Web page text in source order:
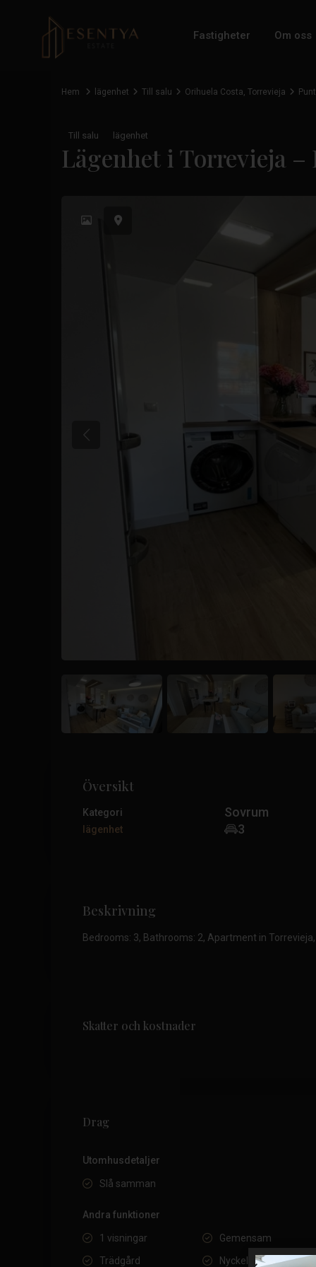
Fastigheter Om oss
Hem lägenhet Till salu Orihuela Costa, Torrevieja
Till salu lägenhet
Lägenhet i Torrevieja –
Tidigare
Översikt
Kategori
lägenhet
Sovrum
3
Beskrivning
Bedrooms: 3, Bathrooms: 2, Apartment in
Skatter och kostnader
Drag
Utomhusdetaljer
Slå samman
Andra funktioner
1 visningar Gemensam
Trädgård
Nyckelklar